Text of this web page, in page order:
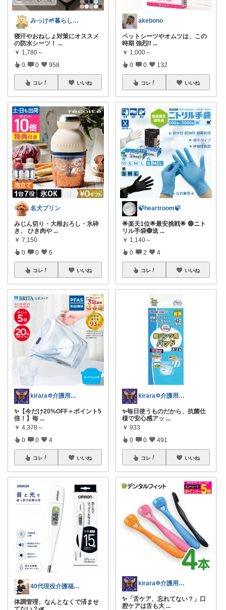
みっけ🌱暮らしとファッション
寝汗やおねしょ対策にオススメ
の防水シーツ！ ...
￥ 1,780～
0 0 958
コレ いいね
名犬プリン
みじん切り・大根おろし・氷砕
き、 ひき肉や ...
￥ 7,150
0 0 6
コレ いいね
kirara✡介護用品🌈
✨【今だけ20%OFF＋ポイント5
倍！】毎 ...
￥ 4,378～
0 0 4
コレ いいね
40代現役介護福祉士/仕事も休日も快適に
体調管理、なんとなくで済ませ
akebono
ペットシーツやオムツは、この
時期 強烈‼️ ...
￥ 1,000～
0 0 132
コレ いいね
🍃heartroom🍃
🌟楽天1位🌟最安挑戦🌟 🔵ニト
リル手袋🔵送 ...
￥ 1,140～
0 2 4
コレ いいね
kirara✡介護用品🌈
✨毎日使うものだから、抗菌仕
様で安心感アッ ...
￥ 933
0 0 491
コレ いいね
kirara✡介護用品🌈
✨「舌ケア、忘れてない？」口
腔ケアは舌も大 ...